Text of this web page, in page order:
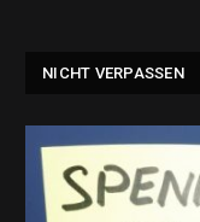
NICHT VERPASSEN